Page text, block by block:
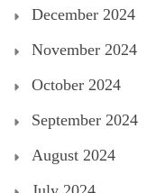
December 2024
November 2024
October 2024
September 2024
August 2024